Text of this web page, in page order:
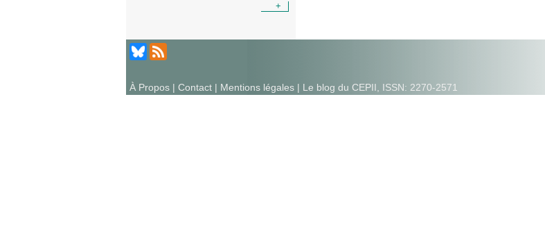
+
À Propos | Contact | Mentions légales | Le blog du CEPII, ISSN: 2270-2571